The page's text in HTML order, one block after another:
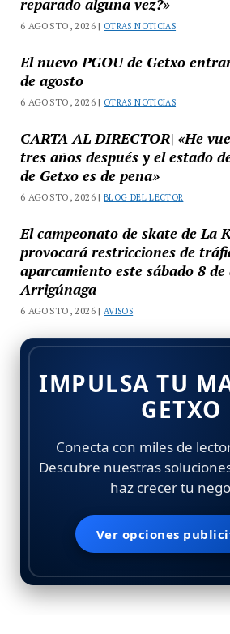
reparado alguna vez?»
6 AGOSTO, 2026 | OTRAS NOTICIAS
El nuevo PGOU de Getxo
de agosto
6 AGOSTO, 2026 | OTRAS NOTICIAS
CARTA AL DIRECTOR| «He
tres años después y el estado
de Getxo es de pena»
6 AGOSTO, 2026 |BLOG DEL LECTOR
El campeonato de skate de La
provocará restricciones de
aparcamiento este sábado 8 de
Arrigúnaga
6 AGOSTO, 2026 |AVISOS
IMPULSA TU
GETXO
Conecta con miles de
Descubre nuestras
haz crecer tu
Ver opciones